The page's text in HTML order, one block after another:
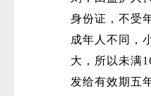
身份证，不受
成年人不同，
大，所以未满
发给有效期五